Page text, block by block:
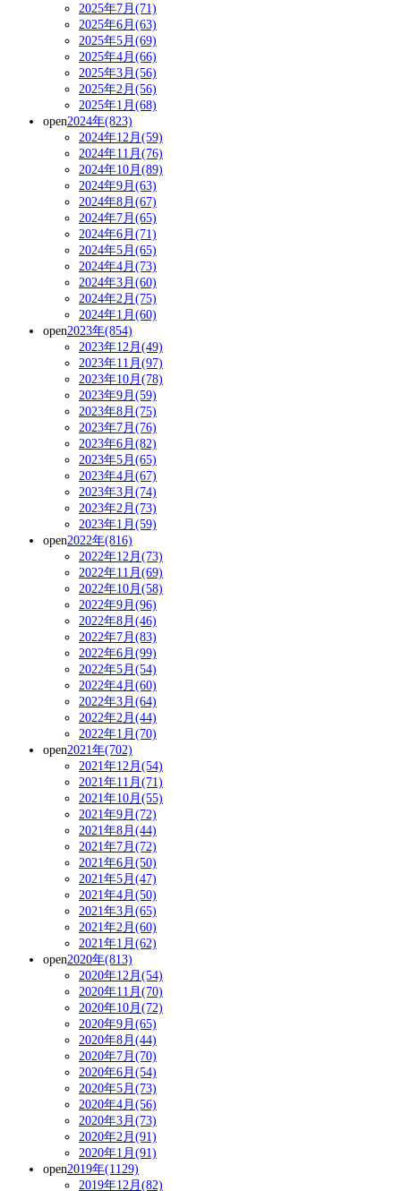
2025年7月(71)
2025年6月(63)
2025年5月(69)
2025年4月(66)
2025年3月(56)
2025年2月(56)
2025年1月(68)
open2024年(823)
2024年12月(59)
2024年11月(76)
2024年10月(89)
2024年9月(63)
2024年8月(67)
2024年7月(65)
2024年6月(71)
2024年5月(65)
2024年4月(73)
2024年3月(60)
2024年2月(75)
2024年1月(60)
open2023年(854)
2023年12月(49)
2023年11月(97)
2023年10月(78)
2023年9月(59)
2023年8月(75)
2023年7月(76)
2023年6月(82)
2023年5月(65)
2023年4月(67)
2023年3月(74)
2023年2月(73)
2023年1月(59)
open2022年(816)
2022年12月(73)
2022年11月(69)
2022年10月(58)
2022年9月(96)
2022年8月(46)
2022年7月(83)
2022年6月(99)
2022年5月(54)
2022年4月(60)
2022年3月(64)
2022年2月(44)
2022年1月(70)
open2021年(702)
2021年12月(54)
2021年11月(71)
2021年10月(55)
2021年9月(72)
2021年8月(44)
2021年7月(72)
2021年6月(50)
2021年5月(47)
2021年4月(50)
2021年3月(65)
2021年2月(60)
2021年1月(62)
open2020年(813)
2020年12月(54)
2020年11月(70)
2020年10月(72)
2020年9月(65)
2020年8月(44)
2020年7月(70)
2020年6月(54)
2020年5月(73)
2020年4月(56)
2020年3月(73)
2020年2月(91)
2020年1月(91)
open2019年(1129)
2019年12月(82)